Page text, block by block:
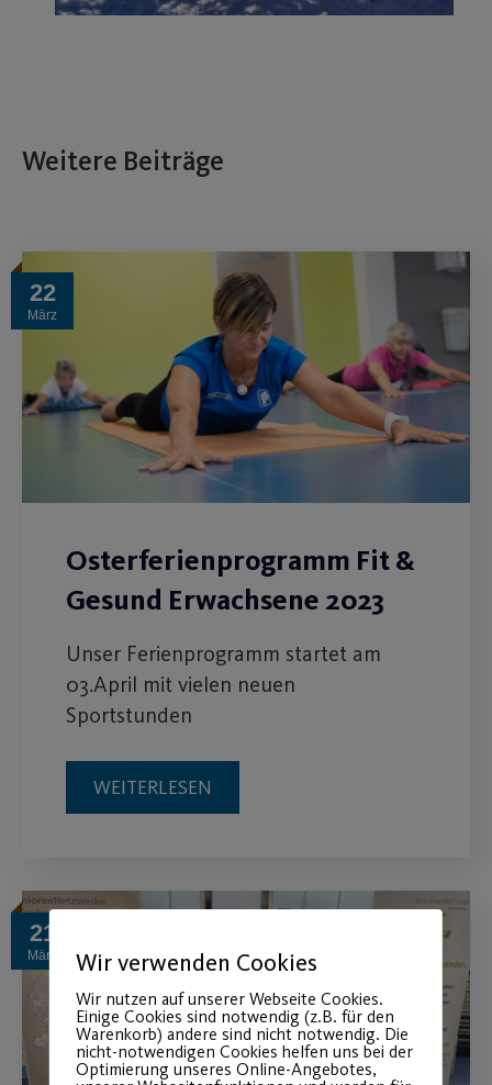
Weitere Beiträge
22
März
Osterferienprogramm Fit &
Gesund Erwachsene 2023
Unser Ferienprogramm startet am
03.April mit vielen neuen
Sportstunden
WEITERLESEN
21
März Wir verwenden Cookies
Wir nutzen auf unserer Webseite Cookies.
Einige Cookies sind notwendig (z.B. für den
Warenkorb) andere sind nicht notwendig. Die
nicht-notwendigen Cookies helfen uns bei der
Optimierung unseres Online-Angebotes,